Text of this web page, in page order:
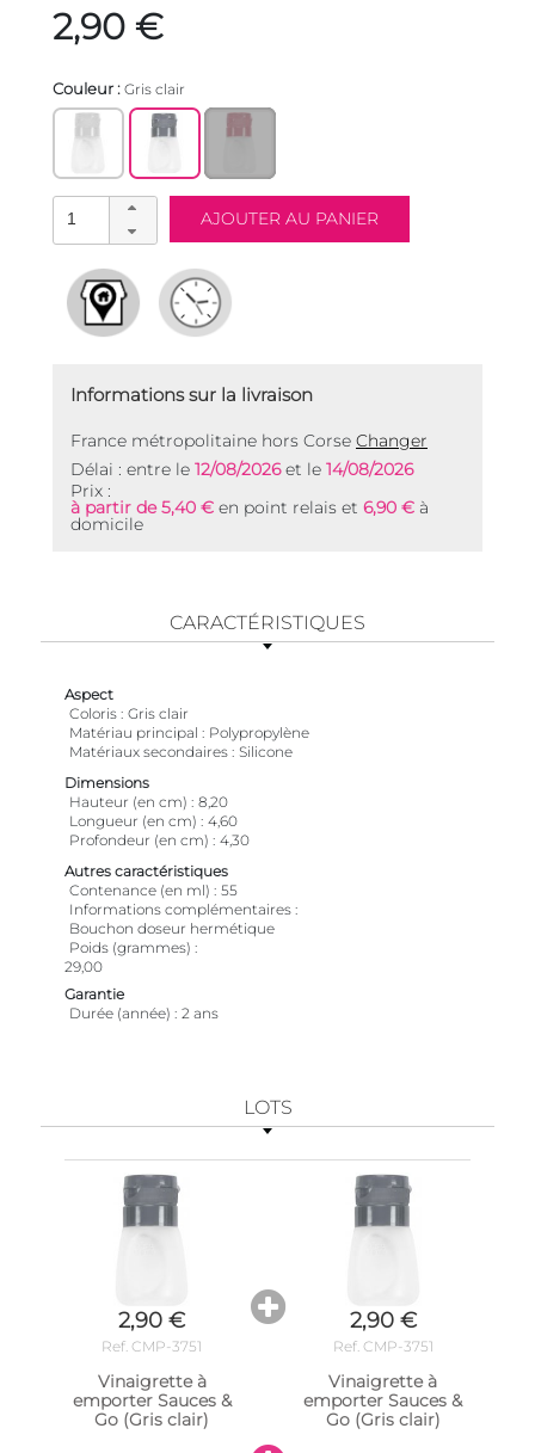
2,90 €
Couleur : Gris clair
Informations sur la livraison
France métropolitaine hors Corse Changer
Délai : entre le 12/08/2026et le 14/08/2026
Prix :
à partir de 5,40 € en point relais et 6,90 € à
domicile
CARACTÉRISTIQUES
Aspect
Coloris Gris clair
Matériau principal
Polypropylène
Matériaux secondaires Silicone
Dimensions
Hauteur (en cm)
8,20
Longueur (en cm)
4,60
Profondeur (en cm)
4,30
Autres caractéristiques
Contenance (en ml)
55
Informations complémentaires
Bouchon doseur hermétique
Poids (grammes)
29,00
Garantie
Durée (année)
2 ans
LOTS
2,90 €
Ref. CMP-3751
Vinaigrette à
emporter Sauces &
Go (Gris clair)
2,90 €
Ref. CMP-3751
Vinaigrette à
emporter Sauces &
Go (Gris clair)